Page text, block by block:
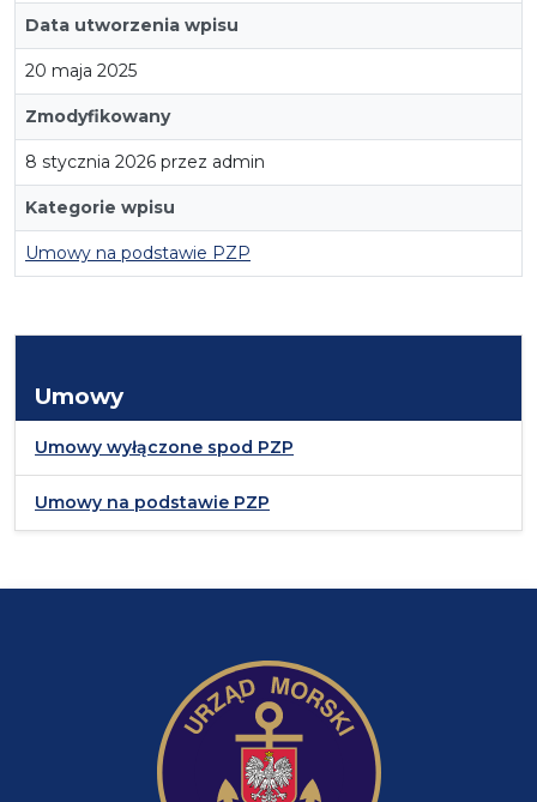
Data utworzenia wpisu
20 maja 2025
Zmodyfikowany
8 stycznia 2026 przez admin
Kategorie wpisu
Umowy na podstawie PZP
Umowy
Umowy wyłączone spod PZP
Umowy na podstawie PZP